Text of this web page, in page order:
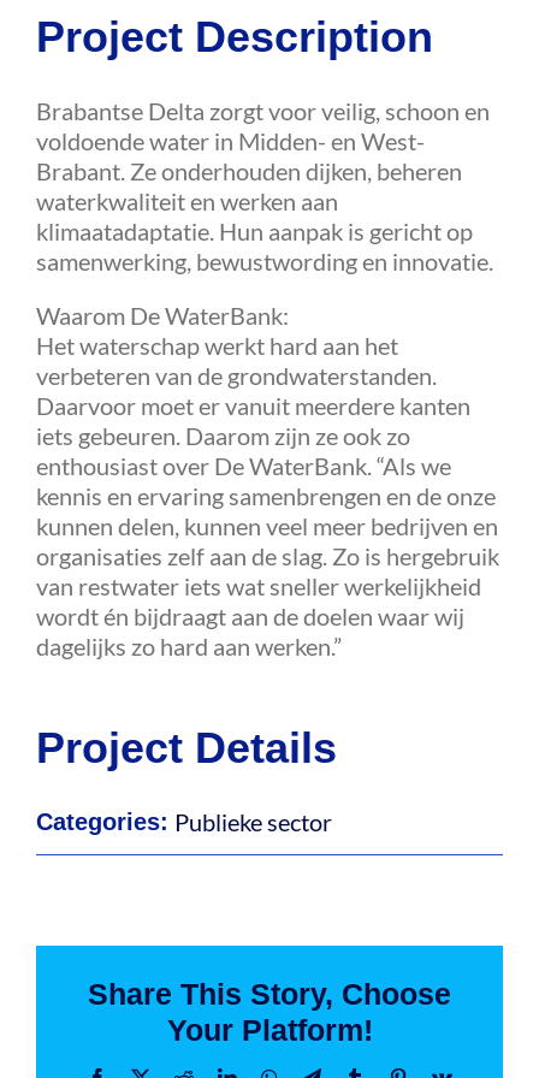
Agenda
Contact
Project Description
Brabantse Delta zorgt voor veilig, schoon en
voldoende water in Midden- en West-
Brabant. Ze onderhouden dijken, beheren
waterkwaliteit en werken aan
klimaatadaptatie. Hun aanpak is gericht op
samenwerking, bewustwording en innovatie.
Waarom De WaterBank:
Het waterschap werkt hard aan het
verbeteren van de grondwaterstanden.
Daarvoor moet er vanuit meerdere kanten
iets gebeuren. Daarom zijn ze ook zo
enthousiast over De WaterBank. “Als we
kennis en ervaring samenbrengen en de onze
kunnen delen, kunnen veel meer bedrijven en
organisaties zelf aan de slag. Zo is hergebruik
van restwater iets wat sneller werkelijkheid
wordt én bijdraagt aan de doelen waar wij
dagelijks zo hard aan werken.”
Project Details
Categories: Publieke sector
Share This Story, Choose
Your Platform!